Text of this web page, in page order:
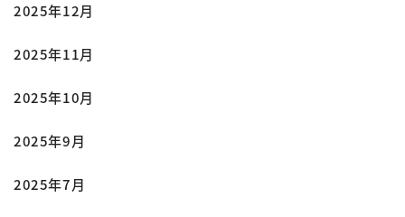
2025年12月
2025年11月
2025年10月
2025年9月
2025年7月